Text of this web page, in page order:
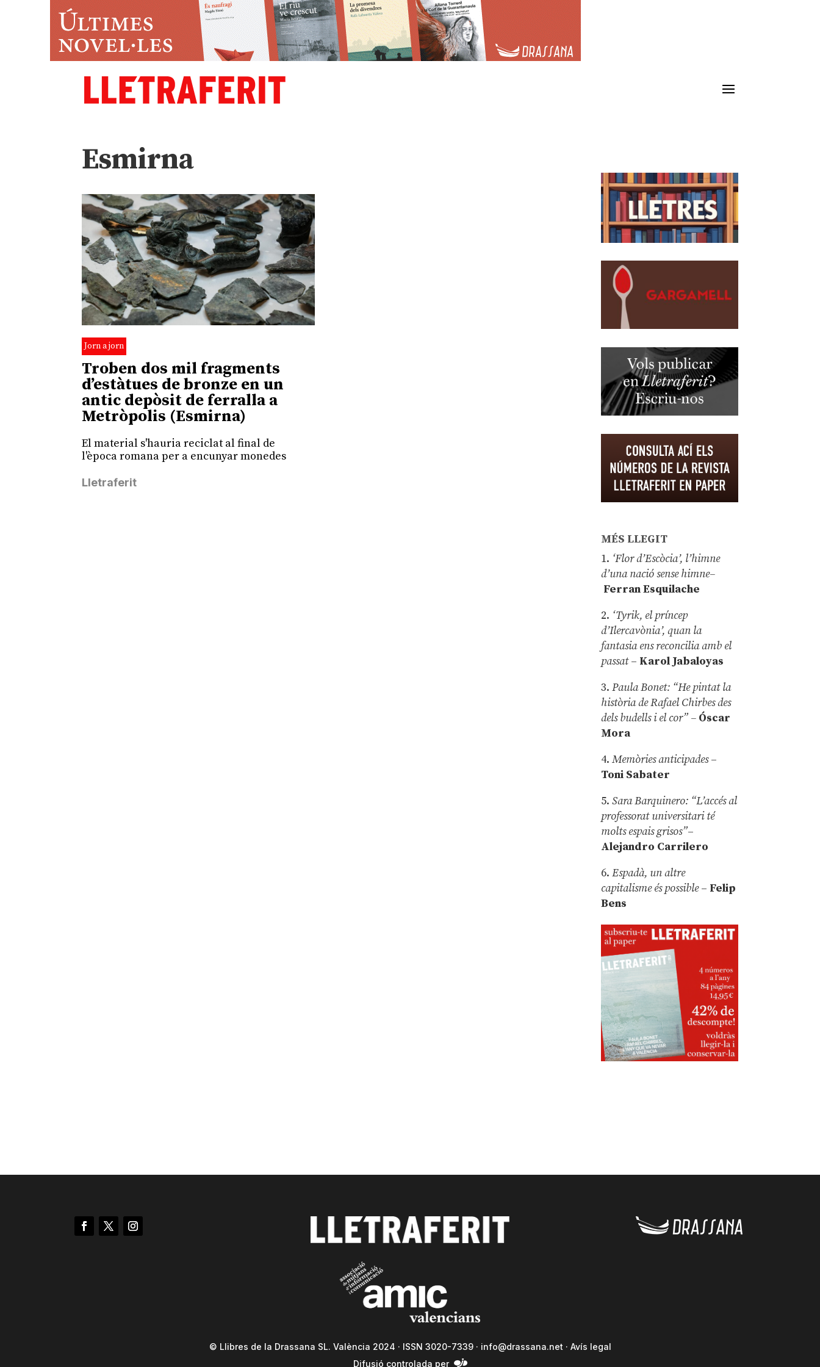
Esmirna
Jorn a jorn
Troben dos mil fragments
d’estàtues de bronze en un
antic depòsit de ferralla a
Metròpolis (Esmirna)
El material s'hauria reciclat al final de
l'època romana per a encunyar monedes
Lletraferit
MÉS LLEGIT
1. ‘Flor d’Escòcia’, l’himne
d’una nació sense himne–
Ferran Esquilache
2. ‘Tyrik, el príncep
d’Ilercavònia’, quan la
fantasia ens reconcilia amb el
passat– Karol Jabaloyas
3.Paula Bonet: “He pintat la
història de Rafael Chirbes des
dels budells i el cor” – Óscar
Mora
4.Memòries anticipades–
Toni Sabater
5.Sara Barquinero: “L’accés al
professorat universitari té
molts espais grisos”–
Alejandro Carrilero
6.Espadà, un altre
capitalisme és possible – Felip
Bens
© Llibres de la Drassana SL. València 2024 · ISSN 3020-7339 · info@drassana.net · Avís legal
Difusió controlada per